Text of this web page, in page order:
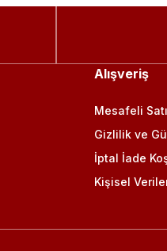
Alışveriş
Mesafeli
Gizlilik ve
İptal İade
Kişisel